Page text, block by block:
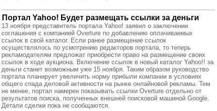
Портал Yahoo! Будет размещать ссылки за деньги
13 ноября представитель портала Yahoo! заявил о заключении
соглашения с компанией Overture по добавлению оплачиваемых
ссылок в свой каталог. Если ранее размещение ссылок
осуществлялось по усмотрению редакторов портала, то теперь
рекламодателям предложат приобрести право на размещение своих
ссылок в ходе аукциона. Включение ссылок в новый каталог Yahoo!! за
деньги станет возможным уже 15 ноября. Таким образом руководство
портала планирует увеличить норму прибыли компании в условиях
общего спада деловой активности на рынке онлайновой рекламы. Тем
не менее, портал намерен показывать ссылки Overture отдельно от
результатов поиска, полученных внешней поисковой машиной Google.
Детали сделки пока не сообщаются.